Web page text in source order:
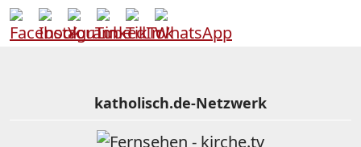
katholisch.de-Netzwerk